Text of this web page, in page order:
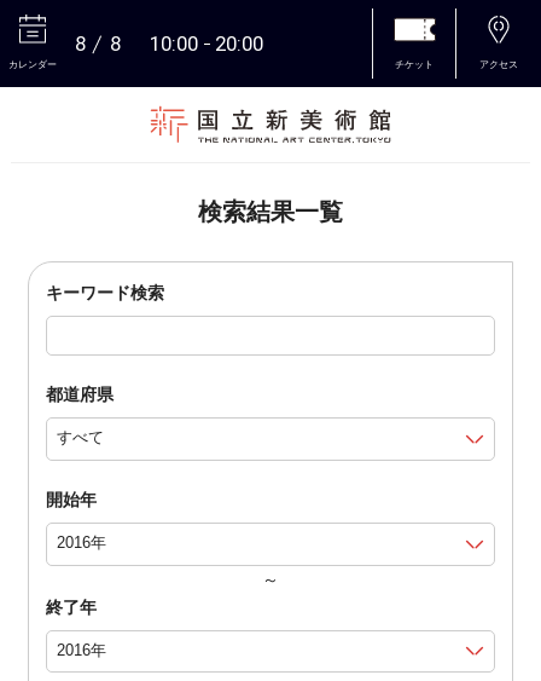
カレンダー
8 8 10:00 20:00
チケット アクセス
検索結果一覧
キーワード検索
都道府県
開始年
～
終了年